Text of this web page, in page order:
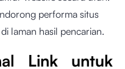
performa situs
laman hasil pencarian.
Link untuk